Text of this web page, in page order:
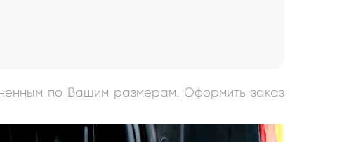
по Вашим размерам. Оформить заказ